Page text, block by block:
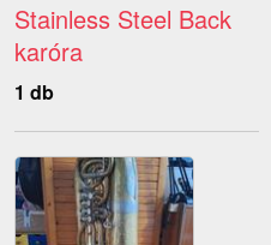
Stainless Steel Back
karóra
1 db